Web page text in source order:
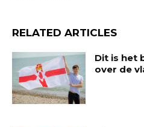
RELATED ARTICLES
Dit is het
over de